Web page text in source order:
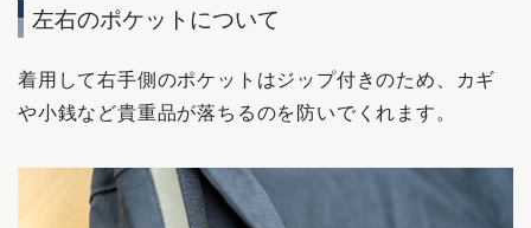
左右のポケットについて
着用して右手側のポケットはジップ付きのため、カギ
や小銭など貴重品が落ちるのを防いでくれます。